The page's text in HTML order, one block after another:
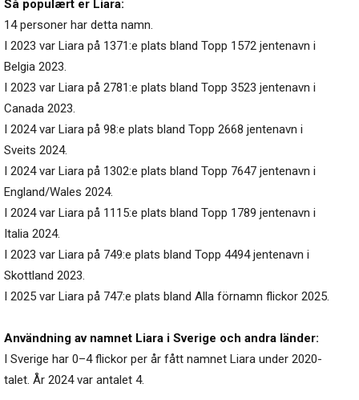
Så populært er Liara:
14 personer har detta namn.
I 2023 var Liara på 1371:e plats bland Topp 1572 jentenavn i
Belgia 2023.
I 2023 var Liara på 2781:e plats bland Topp 3523 jentenavn i
Canada 2023.
I 2024 var Liara på 98:e plats bland Topp 2668 jentenavn i
Sveits 2024.
I 2024 var Liara på 1302:e plats bland Topp 7647 jentenavn i
England/Wales 2024.
I 2024 var Liara på 1115:e plats bland Topp 1789 jentenavn i
Italia 2024.
I 2023 var Liara på 749:e plats bland Topp 4494 jentenavn i
Skottland 2023.
I 2025 var Liara på 747:e plats bland Alla förnamn flickor 2025.
Användning av namnet Liara i Sverige och andra länder:
I Sverige har 0–4 flickor per år fått namnet Liara under 2020-
talet. År 2024 var antalet 4.